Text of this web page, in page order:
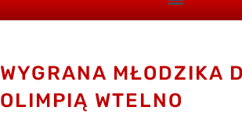
WYGRANA MŁODZIKA
OLIMPIĄ WTELNO